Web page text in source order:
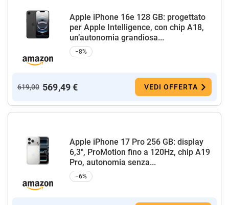
Apple iPhone 16e 128 GB: progettato
per Apple Intelligence, con chip A18,
un’autonomia grandiosa...
−8%
619,00 569,49 € VEDI OFFERTA
Apple iPhone 17 Pro 256 GB: display
6,3", ProMotion fino a 120Hz, chip A19
Pro, autonomia senza...
−6%